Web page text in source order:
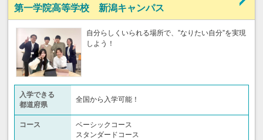
第一学院高等学校 新潟キャンパス
自分らしくいられる場所で、”なりたい自分”を実現
しよう！
入学できる
都道府県
全国から入学可能！
コース
ベーシックコース
スタンダードコース